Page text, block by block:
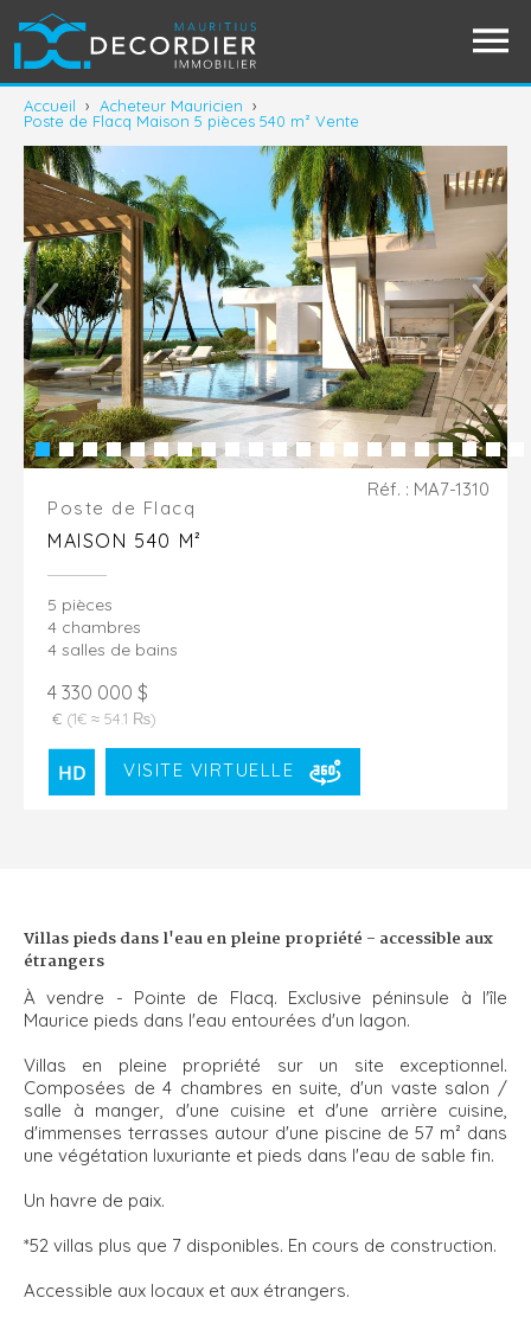
Accueil › Acheteur Mauricien ›
Poste de Flacq Maison 5 pièces 540 m² Vente
Poste de Flacq
MAISON 540 M²
5 pièces
4 chambres
4 salles de bains
4 330 000 $
€ (1€ ≈ 54.1 ₨)
VISITE VIRTUELLE
Réf. : MA7-1310
Villas pieds dans l'eau en pleine propriété - accessible aux
étrangers
À vendre - Pointe de Flacq. Exclusive péninsule à l'île
Maurice pieds dans l'eau entourées d'un lagon.
Villas en pleine propriété sur un site exceptionnel.
Composées de 4 chambres en suite, d'un vaste salon /
salle à manger, d'une cuisine et d'une arrière cuisine,
d'immenses terrasses autour d'une piscine de 57 m² dans
une végétation luxuriante et pieds dans l'eau de sable fin.
Un havre de paix.
*52 villas plus que 7 disponibles. En cours de construction.
Accessible aux locaux et aux étrangers.